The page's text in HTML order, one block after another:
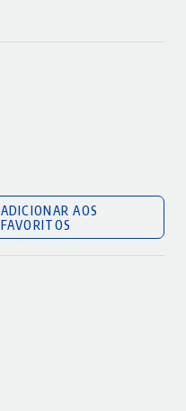
ADICIONAR AOS
FAVORITOS